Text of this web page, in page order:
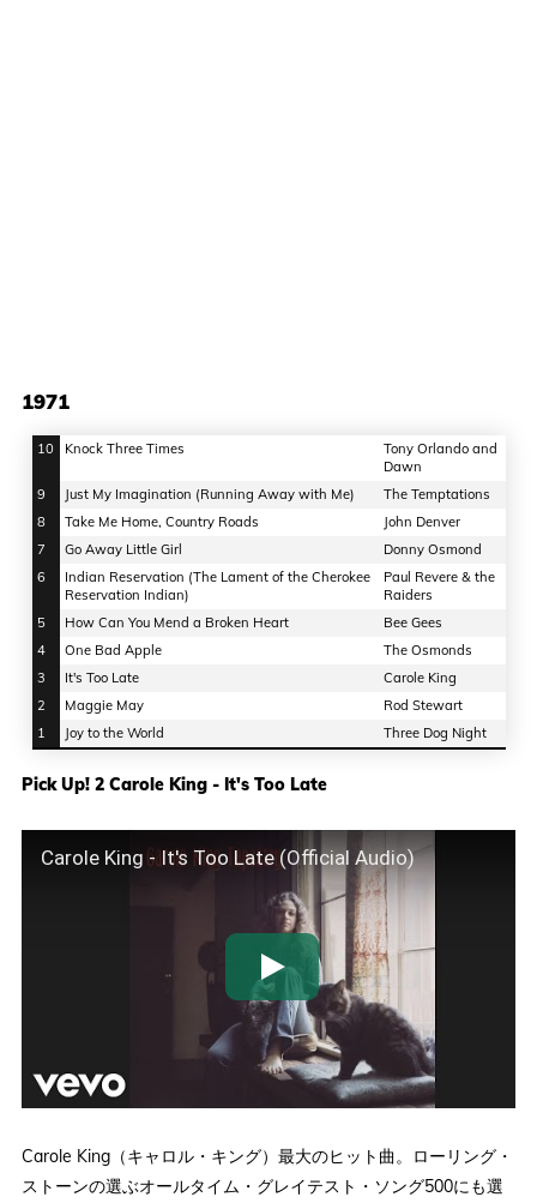
1971
10 Knock Three Times
Tony Orlando and
Dawn
9
Just My Imagination (Running Away with Me)
The Temptations
8
Take Me Home, Country Roads
John Denver
7
Go Away Little Girl
Donny Osmond
6
Indian Reservation (The Lament of the Cherokee
Reservation Indian)
Paul Revere & the
Raiders
5
How Can You Mend a Broken Heart
Bee Gees
4
One Bad Apple
The Osmonds
3
It's Too Late
Carole King
2
Maggie May
Rod Stewart
1
Joy to the World Three Dog Night
Pick Up! 2 Carole King - It's Too Late
Carole King - It's Too Late (Official Audio)
Carole King（キャロル・キング）最大のヒット曲。ローリング・
ストーンの選ぶオールタイム・グレイテスト・ソング500にも選